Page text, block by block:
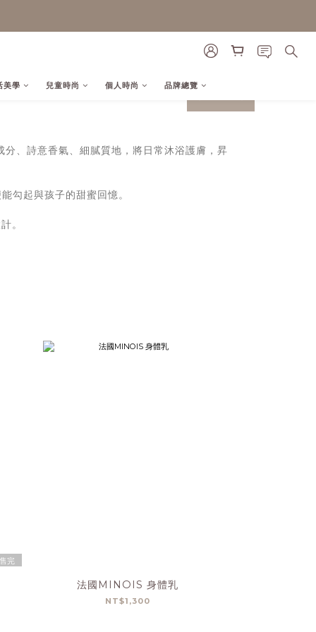
美學 兒童時尚 個人時尚 品牌總覽prev next
、詩意香氣、細膩質地，將日常沐浴護膚，昇
勾起與孩子的甜蜜回憶。
。
售完
法國MINOIS 身體乳
NT$1,300